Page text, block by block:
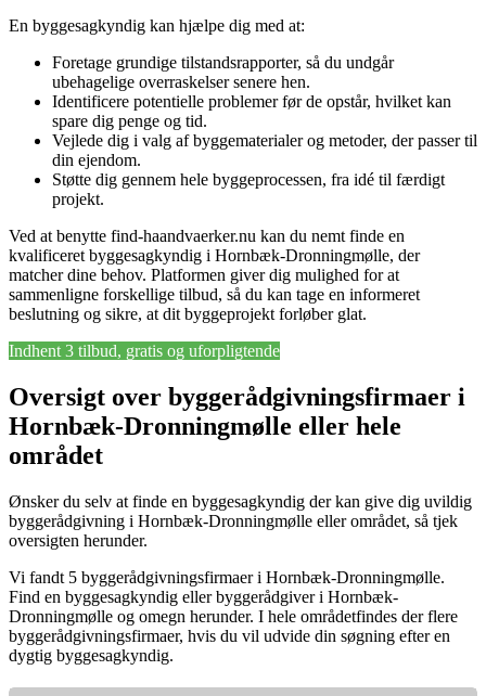
En byggesagkyndig kan hjælpe dig med at:
Foretage grundige tilstandsrapporter, så du undgår
ubehagelige overraskelser senere hen.
Identificere potentielle problemer før de opstår, hvilket kan
spare dig penge og tid.
Vejlede dig i valg af byggematerialer og metoder, der passer til
din ejendom.
Støtte dig gennem hele byggeprocessen, fra idé til færdigt
projekt.
Ved at benytte find-haandvaerker.nu kan du nemt finde en
kvalificeret byggesagkyndig i Hornbæk-Dronningmølle, der
matcher dine behov. Platformen giver dig mulighed for at
sammenligne forskellige tilbud, så du kan tage en informeret
beslutning og sikre, at dit byggeprojekt forløber glat.
Indhent 3 tilbud, gratis og uforpligtende
Oversigt over byggerådgivningsfirmaer i
Hornbæk-Dronningmølle eller hele
området
Ønsker du selv at finde en byggesagkyndig der kan give dig uvildig
byggerådgivning i Hornbæk-Dronningmølle eller området, så tjek
oversigten herunder.
Vi fandt 5 byggerådgivningsfirmaer i Hornbæk-Dronningmølle.
Find en byggesagkyndig eller byggerådgiver i Hornbæk-
Dronningmølle og omegn herunder. I hele områdetfindes der flere
byggerådgivningsfirmaer, hvis du vil udvide din søgning efter en
dygtig byggesagkyndig.